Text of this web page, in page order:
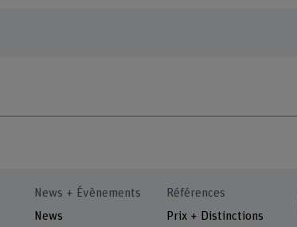
News + Évènements
News
Références
Prix + Distinctions